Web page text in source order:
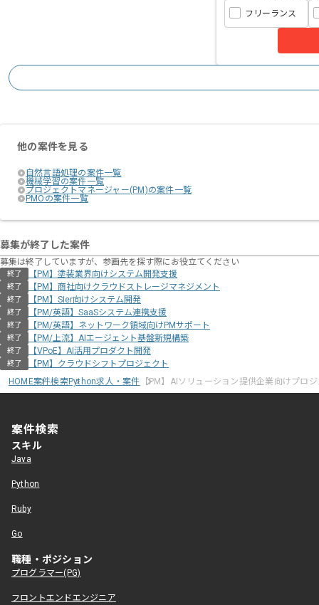
フリーランス
他の案件を見る
自然言語処理の案件一覧
機械学習の案件一覧
プロジェクトマネージャー(PM)の案件一覧
PMOの案件一覧
募集が終了した案件
募集は終了していますが、参画先を探す際にお役立てください
終了 【PM】塗装業界向けシステム開発支援
終了 【PM】商社向けクラウドストレージマネジメント
終了 【PM】SIer向けシステム開発
終了 【PM/英語】SaaSシステム連携支援
終了 【PM/英語】ネットワーク領域向けPMサポート
終了 【PM/上流】AIエージェント基盤新規構築
終了 【VPoE】AI活用プロダクト開発
終了
【PM】クラウドシフトプロジェクト
HOME案件検索Python求人・案件 【PM】AIソリューション提供企業向けプロ
案件検索
スキル
Java
Python
Ruby
Go
職種・ポジション
プログラマー(PG)
フロントエンドエンジニア